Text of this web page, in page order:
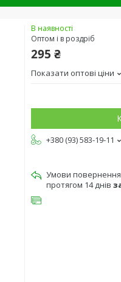
В наявності
Оптом і в роздріб
295 ₴
Показати оптові ціни
+380 (93) 583-19-11
протягом 14 днів